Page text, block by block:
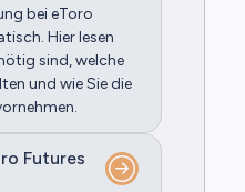
bei eToro
Hier lesen
sind, welche
und wie Sie die
Futures